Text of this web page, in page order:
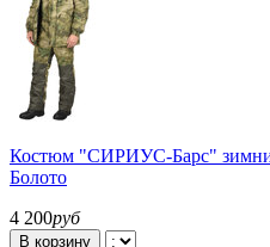
Костюм "СИРИУС-Барс"
Болото
4 200руб
В корзину